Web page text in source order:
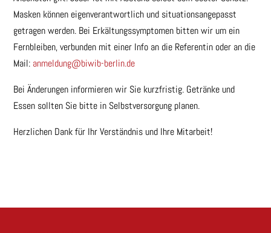
Masken können eigenverantwortlich und situationsangepasst
getragen werden. Bei Erkältungssymptomen bitten wir um ein
Fernbleiben, verbunden mit einer Info an die Referentin oder an die
Mail: anmeldung@biwib-berlin.de
Bei Änderungen informieren wir Sie kurzfristig. Getränke und
Essen sollten Sie bitte in Selbstversorgung planen.
Herzlichen Dank für Ihr Verständnis und Ihre Mitarbeit!